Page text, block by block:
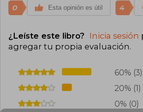
0 Esta opinión es útil 4
¿Leíste este libro? Inicia sesión
agregar tu propia evaluación.
60% (3)
20% (1)
0% (0)